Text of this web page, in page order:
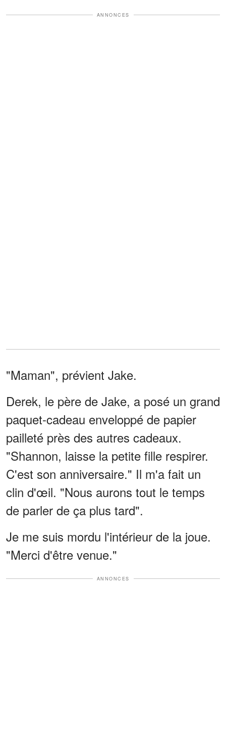
ANNONCES
"Maman", prévient Jake.
Derek, le père de Jake, a posé un grand
paquet-cadeau enveloppé de papier
pailleté près des autres cadeaux.
"Shannon, laisse la petite fille respirer.
C'est son anniversaire." Il m'a fait un
clin d'œil. "Nous aurons tout le temps
de parler de ça plus tard".
Je me suis mordu l'intérieur de la joue.
"Merci d'être venue."
ANNONCES